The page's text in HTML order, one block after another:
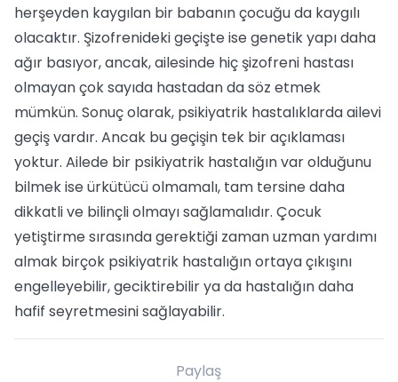
herşeyden kaygılan bir babanın çocuğu da kaygılı
olacaktır. Şizofrenideki geçişte ise genetik yapı daha
ağır basıyor, ancak, ailesinde hiç şizofreni hastası
olmayan çok sayıda hastadan da söz etmek
mümkün. Sonuç olarak, psikiyatrik hastalıklarda ailevi
geçiş vardır. Ancak bu geçişin tek bir açıklaması
yoktur. Ailede bir psikiyatrik hastalığın var olduğunu
bilmek ise ürkütücü olmamalı, tam tersine daha
dikkatli ve bilinçli olmayı sağlamalıdır. Çocuk
yetiştirme sırasında gerektiği zaman uzman yardımı
almak birçok psikiyatrik hastalığın ortaya çıkışını
engelleyebilir, geciktirebilir ya da hastalığın daha
hafif seyretmesini sağlayabilir.
Paylaş